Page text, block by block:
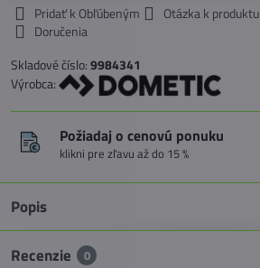
Pridať k Obľúbeným Otázka k produktu
Doručenia
Skladové číslo:9984341
Výrobca:
Požiadaj o cenovú ponuku
klikni pre zľavu až do 15 %
Popis
Recenzie 0